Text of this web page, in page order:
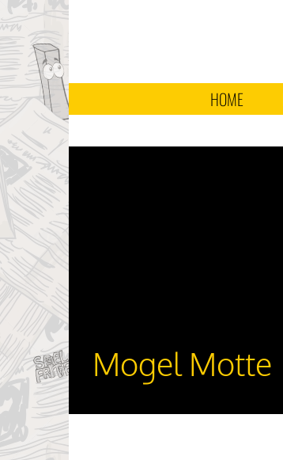
HOME
Mogel Motte